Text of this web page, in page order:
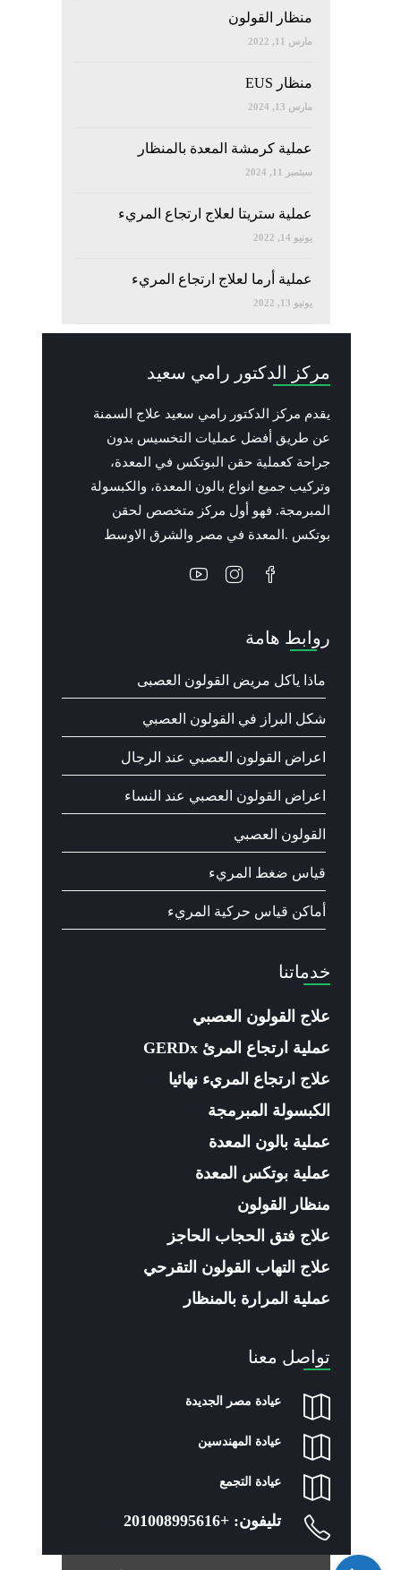
منظار القولون
مارس 11, 2022
منظار EUS
مارس 13, 2024
عملية كرمشة المعدة بالمنظار
سبتمبر 11, 2024
عملية ستريتا لعلاج ارتجاع المريء
يونيو 14, 2022
عملية أرما لعلاج ارتجاع المريء
يونيو 13, 2022
مركز الدكتور رامي سعيد
يقدم مركز الدكتور رامي سعيد علاج السمنة
عن طريق أفضل عمليات التخسيس بدون
جراحة كعملية حقن البوتكس في المعدة،
وتركيب جميع انواع بالون المعدة، والكبسولة
المبرمجة. فهو أول مركز متخصص لحقن
بوتكس .المعدة في مصر والشرق الاوسط
روابط هامة
ماذا ياكل مريض القولون العصبى
شكل البراز في القولون العصبي
اعراض القولون العصبي عند الرجال
اعراض القولون العصبي عند النساء
القولون العصبي
قياس ضغط المريء
أماكن قياس حركية المريء
خدماتنا
علاج القولون العصبي
عملية ارتجاع المرئ GERDx
علاج ارتجاع المريء نهائيا
الكبسولة المبرمجة
عملية بالون المعدة
عملية بوتكس المعدة
منظار القولون
علاج فتق الحجاب الحاجز
علاج التهاب القولون التقرحي
عملية المرارة بالمنظار
تواصل معنا
عيادة مصر الجديدة
عيادة المهندسين
عيادة التجمع
تليفون: +201008995616